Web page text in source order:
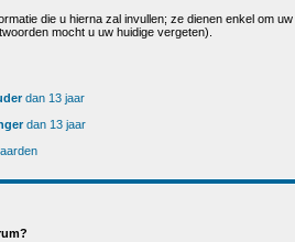
die u hierna zal invullen; ze dienen enkel om
mocht u uw huidige vergeten).
dan 13 jaar
dan 13 jaar